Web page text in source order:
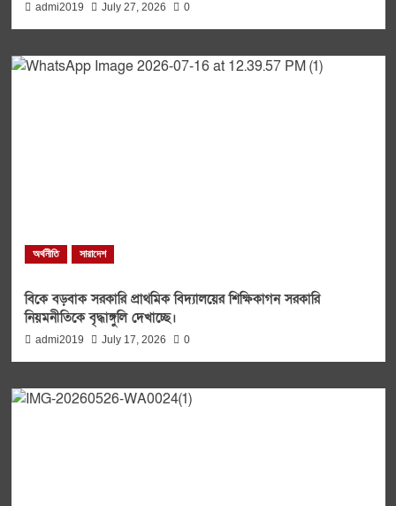
admi2019 July 27, 2026 0
অর্থনীতি সারাদেশ
বিকে বড়বাক সরকারি প্রাথমিক বিদ্যালয়ের শিক্ষিকাগন সরকারি
নিয়মনীতিকে বৃদ্ধাঙ্গুলি দেখাচ্ছে।
admi2019 July 17, 2026 0